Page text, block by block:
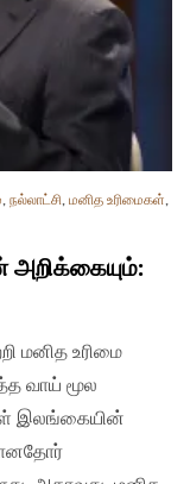
, நல்லாட்சி, மனித உரிமைகள்,
மனித உரிமை
வாய் மூல
இலங்கையின்